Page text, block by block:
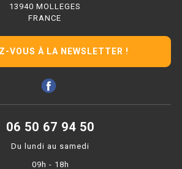
BOULANGERIE
13940 MOLLEGES
FRANCE
VOUS À LA NEWSLETTER !
06 50 67 94 50
Du lundi au samedi
09h - 18h